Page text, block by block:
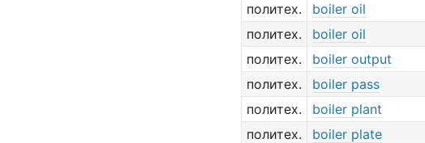
политех.
boiler oil
политех.
boiler oil
политех.
boiler output
политех.
boiler pass
политех.
boiler plant
политех.
boiler plate